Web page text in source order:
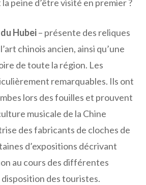
peine d’être visité en premier ?
Hubei– présente des reliques
chinois ancien, ainsi qu’une
de toute la région. Les
remarquables. Ils ont
lors des fouilles et prouvent
musicale de la Chine
des fabricants de cloches de
d’expositions décrivant
au cours des différentes
disposition des touristes.